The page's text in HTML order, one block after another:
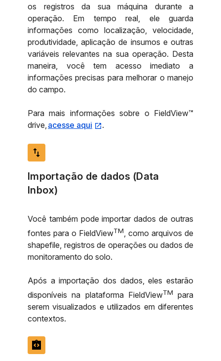
os registros da sua máquina durante a
operação. Em tempo real, ele guarda
informações como localização, velocidade,
produtividade, aplicação de insumos e outras
variáveis relevantes na sua operação. Desta
maneira, você tem acesso imediato a
informações precisas para melhorar o manejo
do campo.
Para mais informações sobre o FieldView™
drive, acesse aqui .
import_export
Importação de dados (Data
Inbox)
Você também pode importar dados de outras
fontes para o FieldViewTM
, como arquivos de
shapefile, registros de operações ou dados de
monitoramento do solo.
Após a importação dos dados, eles estarão
disponíveis na plataforma FieldViewTM
para
serem visualizados e utilizados em diferentes
contextos.
integration_instructions